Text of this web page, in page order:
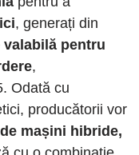
, generați din
pentru
,
Odată cu
producătorii vor
mașini hibride,